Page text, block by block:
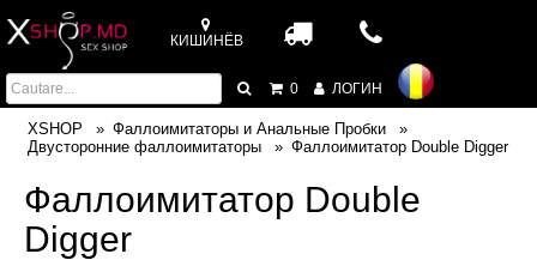
КИШИНЁВ
0 ЛОГИН
XSHOP
Фаллоимитаторы и Анальные Пробки
Двусторонние фаллоимитаторы
Фаллоимитатор Double Digger
Фаллоимитатор Double
Digger